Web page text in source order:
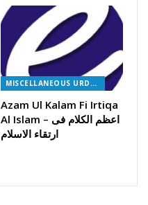
MISCELLANEOUS URDU BOOKS
Azam Ul Kalam Fi Irtiqa
Al Islam – اعظم الکلام فی
ارتقاء الاسلام